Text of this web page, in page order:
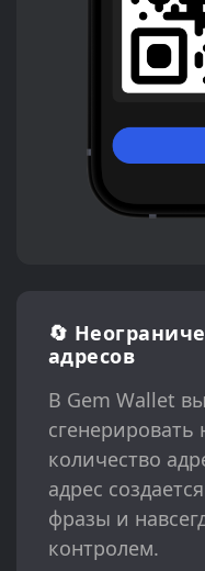
🔄
адресов
В Gem Wallet
сгенерировать
количество
адрес
фразы и
контролем.